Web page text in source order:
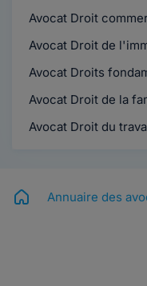
Avocat Droit
Avocat Droit de
Avocat Droits
Avocat Droit de la
Avocat Droit du
Annuaire des